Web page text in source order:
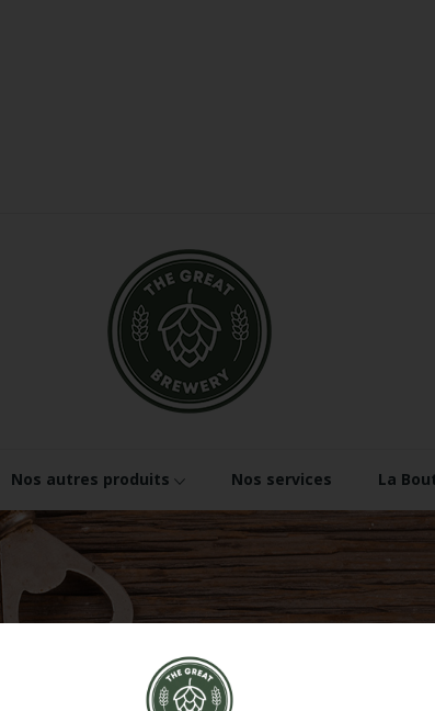
Nos autres produits Nos services La